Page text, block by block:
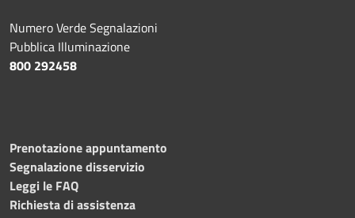
Numero Verde Segnalazioni
Pubblica Illuminazione
800 292458
Prenotazione appuntamento
Segnalazione disservizio
Leggi le FAQ
Richiesta di assistenza